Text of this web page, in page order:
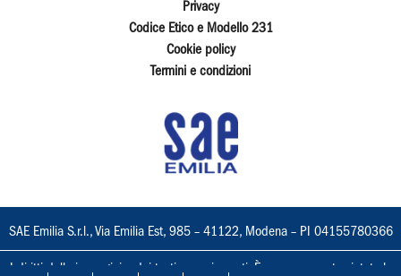
Privacy
Codice Etico e Modello 231
Cookie policy
Termini e condizioni
SAE Emilia S.r.l., Via Emilia Est, 985 – 41122, Modena – PI 04155780366
I diritti delle immagini e dei testi sono riservati. È espressamente vietata la